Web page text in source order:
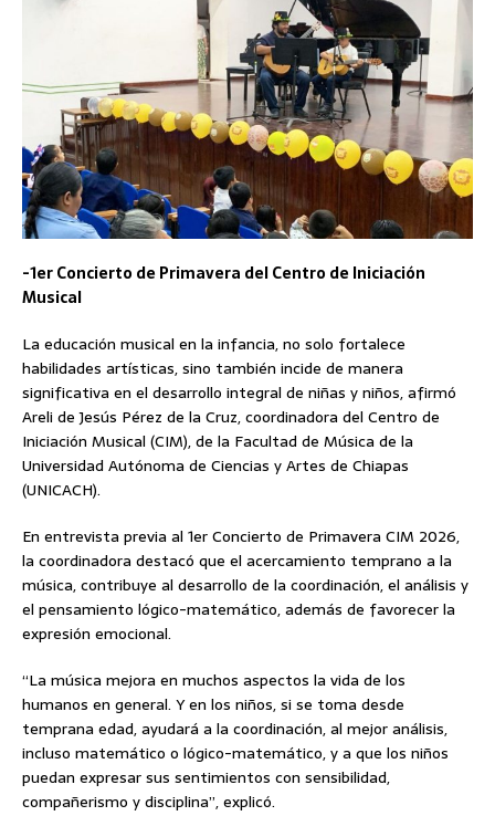
-1er Concierto de Primavera del Centro de Iniciación
Musical
La educación musical en la infancia, no solo fortalece
habilidades artísticas, sino también incide de manera
significativa en el desarrollo integral de niñas y niños, afirmó
Areli de Jesús Pérez de la Cruz, coordinadora del Centro de
Iniciación Musical (CIM), de la Facultad de Música de la
Universidad Autónoma de Ciencias y Artes de Chiapas
(UNICACH).
En entrevista previa al 1er Concierto de Primavera CIM 2026,
la coordinadora destacó que el acercamiento temprano a la
música, contribuye al desarrollo de la coordinación, el análisis y
el pensamiento lógico-matemático, además de favorecer la
expresión emocional.
“La música mejora en muchos aspectos la vida de los
humanos en general. Y en los niños, si se toma desde
temprana edad, ayudará a la coordinación, al mejor análisis,
incluso matemático o lógico-matemático, y a que los niños
puedan expresar sus sentimientos con sensibilidad,
compañerismo y disciplina”, explicó.